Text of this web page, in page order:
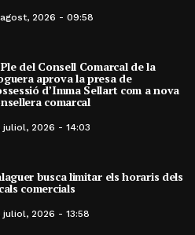
2026 - 09:58
del Consell Comarcal de la
aprova la presa de
d’Imma Sellart com a nova
comarcal
juliol, 2026 - 14:03
busca limitar els horaris dels
comercials
juliol, 2026 - 13:58